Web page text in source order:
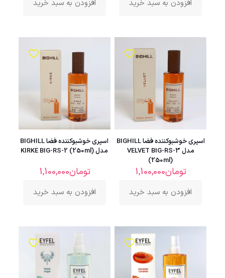
افزودن به سبد خرید افزودن به سبد خرید
اسپری خوشبوکننده فضا BIGHILL
مدل VELVET BIG-RS-3
(250ml)
تومان1,100,000
افزودن به سبد خرید
اسپری خوشبوکننده فضا BIGHILL
مدل KIRKE BIG-RS-2 (250ml)
تومان1,100,000
افزودن به سبد خرید